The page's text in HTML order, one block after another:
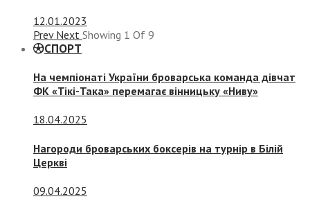
12.01.2023
Prev Next Showing 1 Of 9
СПОРТ
На чемпіонаті України броварська команда дівчат
ФК «Тікі-Така» перемагає вінницьку «Ниву»
18.04.2025
Нагороди броварських боксерів на турнір в Білій
Церкві
09.04.2025